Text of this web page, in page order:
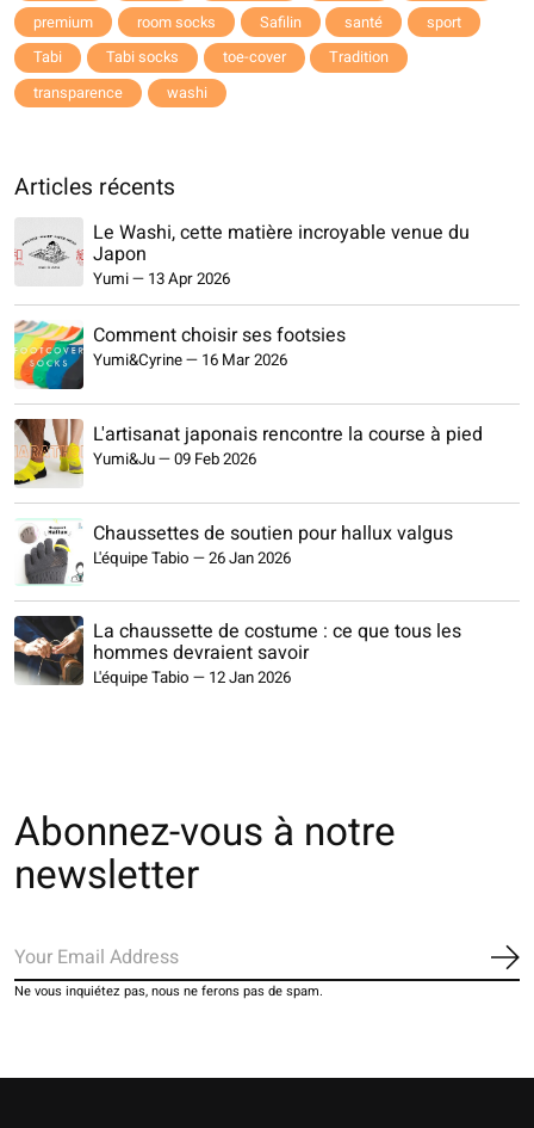
premium
room socks Safilin santé
sport
Tabi
Tabi socks toe-cover
Tradition
transparence
washi
Articles récents
Le Washi, cette matière incroyable venue du
Japon
Yumi— 13 Apr 2026
Comment choisir ses footsies
Yumi&Cyrine— 16 Mar 2026
L'artisanat japonais rencontre la course à pied
Yumi&Ju—09 Feb 2026
Chaussettes de soutien pour hallux valgus
L'équipe Tabio —26 Jan 2026
La chaussette de costume : ce que tous les
hommes devraient savoir
L'équipe Tabio — 12 Jan 2026
Abonnez-vous à notre
newsletter
Ne vous inquiétez pas, nous ne ferons pas de spam.